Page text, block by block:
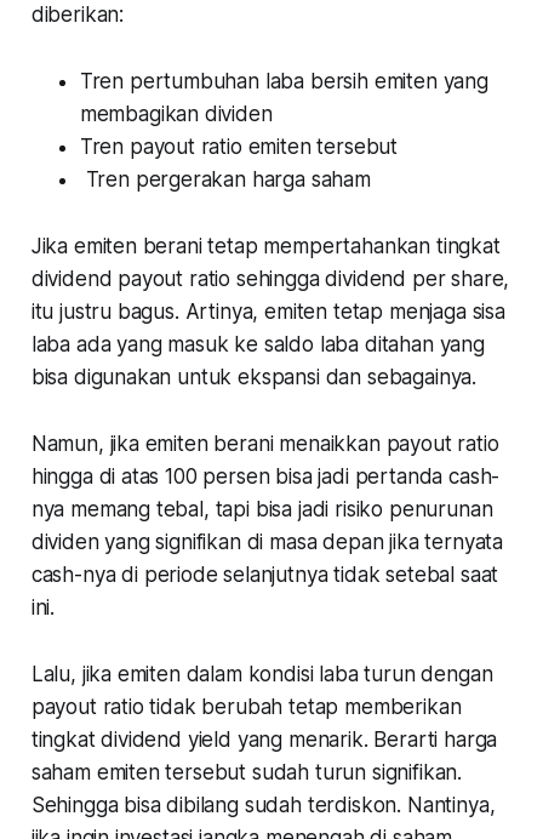
diberikan:
Tren pertumbuhan laba bersih emiten yang
membagikan dividen
Tren payout ratio emiten tersebut
Tren pergerakan harga saham
Jika emiten berani tetap mempertahankan tingkat
dividend payout ratio sehingga dividend per share,
itu justru bagus. Artinya, emiten tetap menjaga sisa
laba ada yang masuk ke saldo laba ditahan yang
bisa digunakan untuk ekspansi dan sebagainya.
Namun, jika emiten berani menaikkan payout ratio
hingga di atas 100 persen bisa jadi pertandacash-
nya memang tebal, tapi bisa jadi risiko penurunan
dividen yang signifikan di masa depan jika ternyata
cash-nya di periode selanjutnya tidak setebal saat
ini.
Lalu, jika emiten dalam kondisi laba turun dengan
payout ratio tidak berubah tetap memberikan
tingkat dividend yield yang menarik. Berarti harga
saham emiten tersebut sudah turun signifikan.
Sehingga bisa dibilang sudah terdiskon. Nantinya,